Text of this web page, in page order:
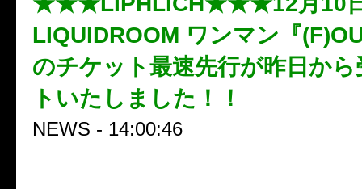
LIQUIDROOM ワンマン『
のチケット最速先行が昨日か
トいたしました！！
NEWS - 14:00:46